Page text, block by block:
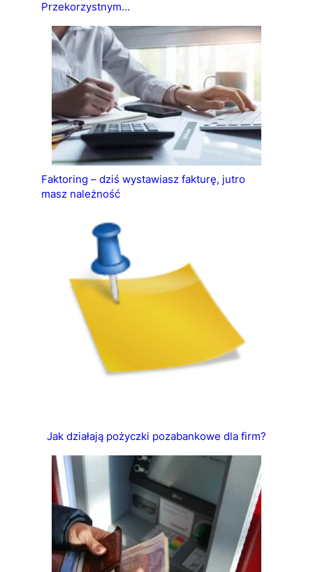
Przekorzystnym…
Faktoring – dziś wystawiasz fakturę, jutro
masz należność
Jak działają pożyczki pozabankowe dla firm?